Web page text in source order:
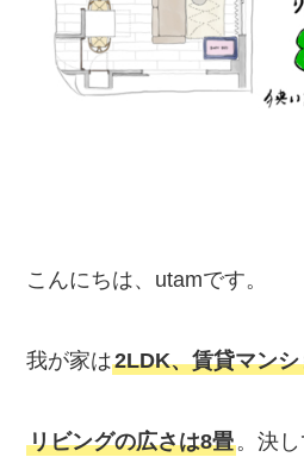
こんにちは、utamです。
我が家は2LDK、賃貸マン
リビングの広さは8畳。決